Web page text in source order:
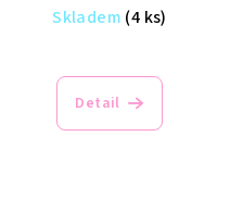
Skladem (4 ks)
Detail